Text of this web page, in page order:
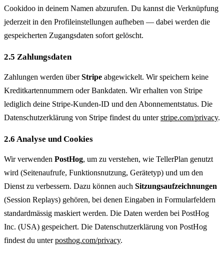
Cookidoo in deinem Namen abzurufen. Du kannst die Verknüpfung
jederzeit in den Profileinstellungen aufheben — dabei werden die
gespeicherten Zugangsdaten sofort gelöscht.
2.5 Zahlungsdaten
Zahlungen werden überStripe abgewickelt. Wir speichern keine
Kreditkartennummern oder Bankdaten. Wir erhalten von Stripe
lediglich deine Stripe-Kunden-ID und den Abonnementstatus. Die
Datenschutzerklärung von Stripe findest du unterstripe.com/privacy.
2.6 Analyse und Cookies
Wir verwenden PostHog, um zu verstehen, wie TellerPlan genutzt
wird (Seitenaufrufe, Funktionsnutzung, Gerätetyp) und um den
Dienst zu verbessern. Dazu können auch Sitzungsaufzeichnungen
(Session Replays) gehören, bei denen Eingaben in Formularfeldern
standardmässig maskiert werden. Die Daten werden bei PostHog
Inc. (USA) gespeichert. Die Datenschutzerklärung von PostHog
findest du unter posthog.com/privacy.